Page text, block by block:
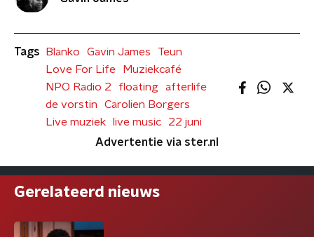
Tags Blanko Gavin James
Teun
Love For Life
Muziekcafé
NPO Radio 2
floating
afterlife
de vorstin
Carolien Borgers
Live muziek
live music
22 juni
Advertentie via ster.nl
Gerelateerd nieuws